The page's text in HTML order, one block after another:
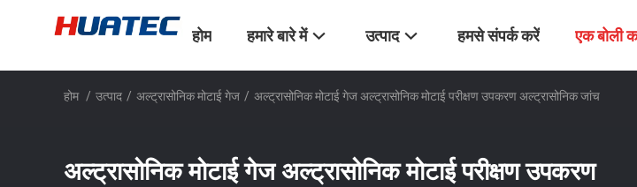
होम हमारे बारे में उत्पाद हमसे संपर्क करें एक बोली
होम / उत्पाद / अल्ट्रासोनिक मोटाई गेज / अल्ट्रासोनिक मोटाई गेज अल्ट्रासोनिक मोटाई परीक्षण उपकरण अल्ट्रासोनिक जांच
अल्ट्रासोनिक मोटाई गेज अल्ट्रासोनिक मोटाई परीक्षण उपकरण